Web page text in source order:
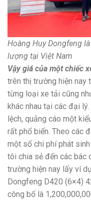
Hoàng Huy Dongfeng
lượng tại Việt Nam
Vậy giá của một chiếc
trên thị trường hiện nay
từng loại xe tải cũng
khác nhau tại các đại
lệch, quảng cáo một
rất phổ biến. Theo các
một số chi phí phát
tôi chia sẻ đến các bác
trường hiện nay lấy ví
Dongfeng D420 (6×4)
công bố là